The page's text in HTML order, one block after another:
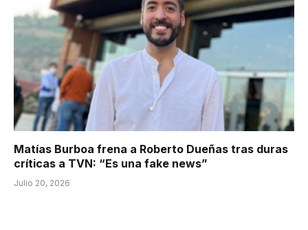
Matías Burboa frena a Roberto Dueñas tras duras
críticas a TVN: “Es una fake news”
Julio 20, 2026